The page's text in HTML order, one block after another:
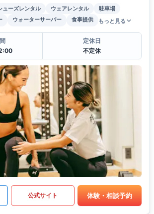
ューズレンタル ウェアレンタル
駐車場
ウォーターサーバー 食事提供 もっと見る
定休日
不定休
公式サイト 体験・相談予約